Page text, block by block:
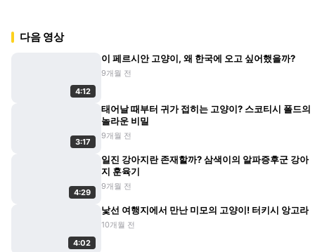
다음 영상
4:12
이 페르시안 고양이, 왜 한국에 오고 싶어했을까?
9개월 전
3:17
태어날 때부터 귀가 접히는 고양이? 스코티시 폴드의
놀라운 비밀
9개월 전
4:29
일진 강아지란 존재할까? 삼색이의 알파증후군 강아
지 훈육기
9개월 전
4:02
낯선 여행지에서 만난 미모의 고양이! 터키시 앙고라
10개월 전